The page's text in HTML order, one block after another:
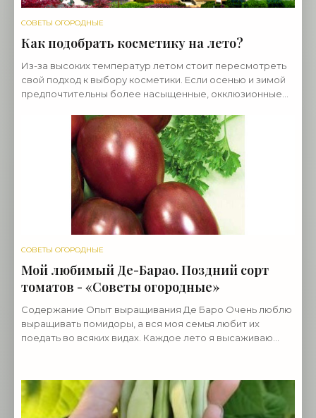
СОВЕТЫ ОГОРОДНЫЕ
Как подобрать косметику на лето?
Из-за высоких температур летом стоит пересмотреть
свой подход к выбору косметики. Если осенью и зимой
предпочтительны более насыщенные, окклюзионные
СОВЕТЫ ОГОРОДНЫЕ
Мой любимый Де-Барао. Поздний сорт
томатов - «Советы огородные»
Содержание Опыт выращивания Де Баро Очень люблю
выращивать помидоры, а вся моя семья любит их
поедать во всяких видах. Каждое лето я высаживаю